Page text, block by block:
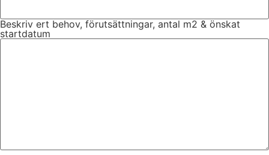
Beskriv ert behov, förutsättningar, antal m2 & önskat
startdatum